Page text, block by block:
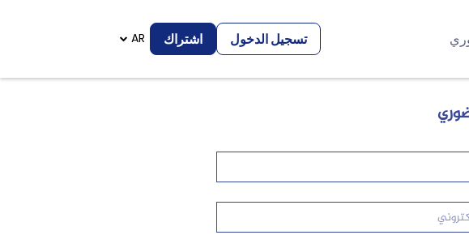
تسجيل الدخول اشتراك AR